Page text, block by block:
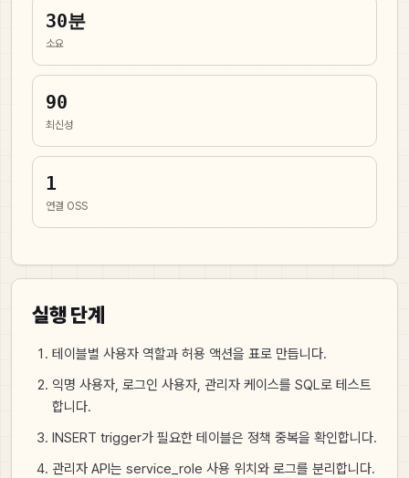
30분
소요
90
최신성
1
연결 OSS
실행 단계
테이블별 사용자 역할과 허용 액션을 표로 만듭니다.
익명 사용자, 로그인 사용자, 관리자 케이스를 SQL로 테스트
합니다.
INSERT trigger가 필요한 테이블은 정책 중복을 확인합니다.
관리자 API는 service_role 사용 위치와 로그를 분리합니다.